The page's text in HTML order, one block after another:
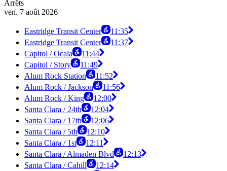
Arrêts
ven. 7 août 2026
Eastridge Transit Center
11:35
Eastridge Transit Center
11:37
Capitol / Ocala
11:44
Capitol / Story
11:49
Alum Rock Station
11:52
Alum Rock / Jackson
11:56
Alum Rock / King
12:00
Santa Clara / 24th
12:04
Santa Clara / 17th
12:06
Santa Clara / 5th
12:10
Santa Clara / 1st
12:11
Santa Clara / Almaden Blvd
12:13
Santa Clara / Cahill
12:14